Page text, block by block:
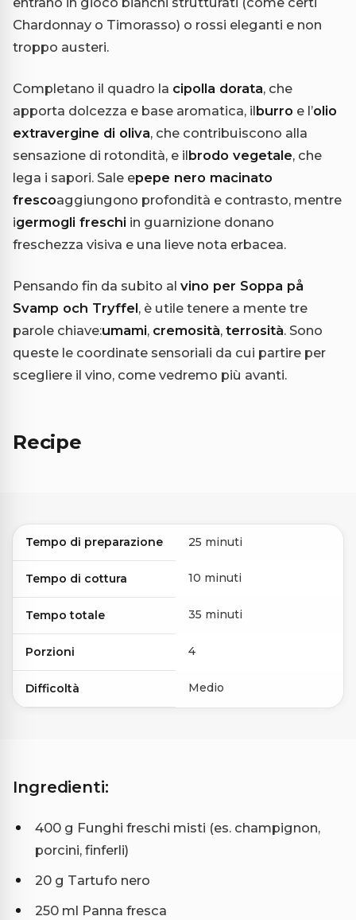
Chardonnay o Timorasso) o rossi eleganti e non
troppo austeri.
Completano il quadro la cipolla dorata, che
apporta dolcezza e base aromatica, ilburro e l’olio
extravergine di oliva, che contribuiscono alla
sensazione di rotondità, e ilbrodo vegetale, che
lega i sapori. Sale epepe nero macinato
frescoaggiungono profondità e contrasto, mentre
igermogli freschi in guarnizione donano
freschezza visiva e una lieve nota erbacea.
Pensando fin da subito al vino per Soppa på
Svamp och Tryffel, è utile tenere a mente tre
parole chiave:umami, cremosità, terrosità. Sono
queste le coordinate sensoriali da cui partire per
scegliere il vino, come vedremo più avanti.
Recipe
Tempo di preparazione 25 minuti
Tempo di cottura 10 minuti
Tempo totale 35 minuti
Porzioni 4
Difficoltà Medio
Ingredienti:
400 g Funghi freschi misti (es. champignon,
porcini, finferli)
20 g Tartufo nero
250 ml Panna fresca